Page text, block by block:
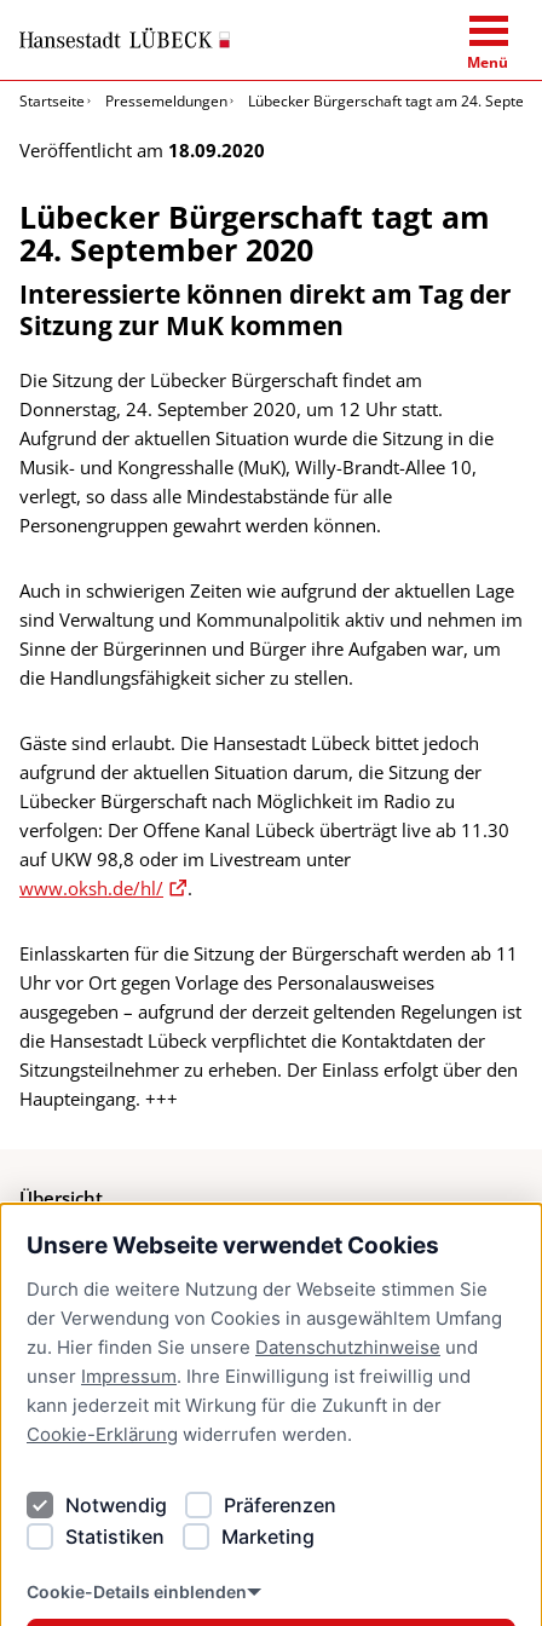
Unsere Webseite verwendet Cookies
Durch die weitere Nutzung der Webseite stimmen Sie
der Verwendung von Cookies in ausgewähltem Umfang
zu. Hier finden Sie unsere Datenschutzhinweise und
unser Impressum. Ihre Einwilligung ist freiwillig und
kann jederzeit mit Wirkung für die Zukunft in der
Cookie-Erklärung widerrufen werden.
Notwendig
Präferenzen
Statistiken
Marketing
Cookie-Details einblenden
Menü
Startseite
Pressemeldungen Lübecker Bürgerschaft tagt am 24.
Veröffentlicht am 18.09.2020
Lübecker Bürgerschaft tagt am
24. September 2020
Interessierte können direkt am Tag der
Sitzung zur MuK kommen
Die Sitzung der Lübecker Bürgerschaft findet am
Donnerstag, 24. September 2020, um 12 Uhr statt.
Aufgrund der aktuellen Situation wurde die Sitzung in die
Musik- und Kongresshalle (MuK), Willy-Brandt-Allee 10,
verlegt, so dass alle Mindestabstände für alle
Personengruppen gewahrt werden können.
Auch in schwierigen Zeiten wie aufgrund der aktuellen Lage
sind Verwaltung und Kommunalpolitik aktiv und nehmen im
Sinne der Bürgerinnen und Bürger ihre Aufgaben war, um
die Handlungsfähigkeit sicher zu stellen.
Gäste sind erlaubt. Die Hansestadt Lübeck bittet jedoch
aufgrund der aktuellen Situation darum, die Sitzung der
Lübecker Bürgerschaft nach Möglichkeit im Radio zu
verfolgen: Der Offene Kanal Lübeck überträgt live ab 11.30
auf UKW 98,8 oder im Livestream unter
www.oksh.de/hl/
.
Einlasskarten für die Sitzung der Bürgerschaft werden ab 11
Uhr vor Ort gegen Vorlage des Personalausweises
ausgegeben – aufgrund der derzeit geltenden Regelungen ist
die Hansestadt Lübeck verpflichtet die Kontaktdaten der
Sitzungsteilnehmer zu erheben. Der Einlass erfolgt über den
Haupteingang. +++
Übersicht
Bürgerservice
Presse
Newsletter Lübeck:kompakt
Kontakt
Kontakt
Datenschutzhinweise
Barrierefreiheit
Cookie Erklärung